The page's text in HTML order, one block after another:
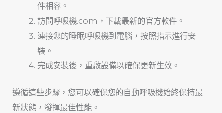
件相容。
訪問呼吸機.com，下載最新的官方軟件。
連接您的睡眠呼吸機到電腦，按照指示進行安
裝。
完成安裝後，重啟設備以確保更新生效。
遵循這些步驟，您可以確保您的自動呼吸機始終保持最
新狀態，發揮最佳性能。